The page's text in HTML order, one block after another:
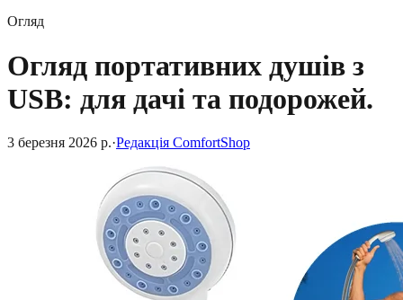
Огляд
Огляд портативних душів з
USB: для дачі та подорожей.
3 березня 2026 р.·Редакція ComfortShop